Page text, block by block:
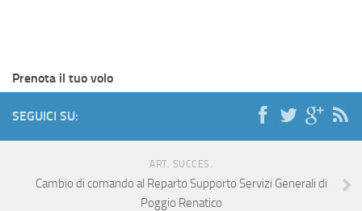
Prenota il tuo volo
SEGUICI SU:
ART. SUCCES.
Cambio di comando al Reparto Supporto Servizi Generali di
Poggio Renatico